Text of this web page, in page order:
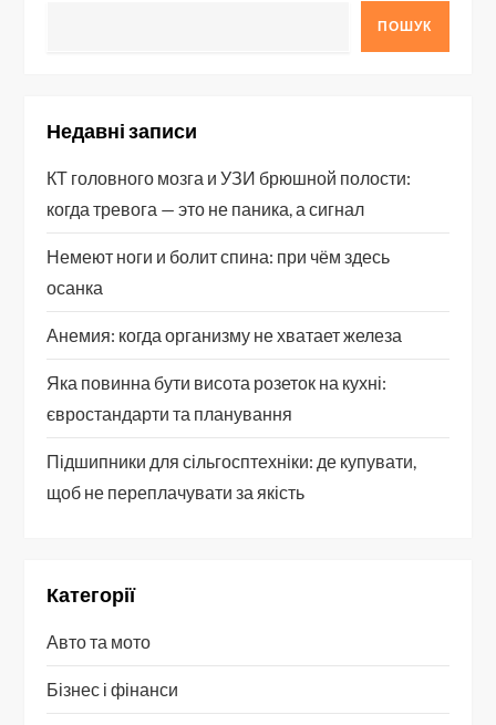
ПОШУК
Недавні записи
КТ головного мозга и УЗИ брюшной полости:
когда тревога — это не паника, а сигнал
Немеют ноги и болит спина: при чём здесь
осанка
Анемия: когда организму не хватает железа
Яка повинна бути висота розеток на кухні:
євростандарти та планування
Підшипники для сільгосптехніки: де купувати,
щоб не переплачувати за якість
Категорії
Авто та мото
Бізнес і фінанси